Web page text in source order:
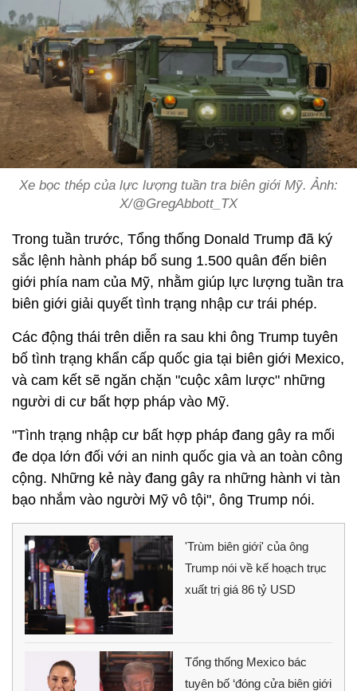
Xe bọc thép của lực lượng tuần tra biên giới Mỹ. Ảnh:
X/@GregAbbott_TX
Trong tuần trước, Tổng thống Donald Trump đã ký
sắc lệnh hành pháp bổ sung 1.500 quân đến biên
giới phía nam của Mỹ, nhằm giúp lực lượng tuần tra
biên giới giải quyết tình trạng nhập cư trái phép.
Các động thái trên diễn ra sau khi ông Trump tuyên
bố tình trạng khẩn cấp quốc gia tại biên giới Mexico,
và cam kết sẽ ngăn chặn "cuộc xâm lược" những
người di cư bất hợp pháp vào Mỹ.
"Tình trạng nhập cư bất hợp pháp đang gây ra mối
đe dọa lớn đối với an ninh quốc gia và an toàn công
cộng. Những kẻ này đang gây ra những hành vi tàn
bạo nhắm vào người Mỹ vô tội", ông Trump nói.
'Trùm biên giới' của ông
Trump nói về kế hoạch trục
xuất trị giá 86 tỷ USD
Tổng thống Mexico bác
tuyên bố ‘đóng cửa biên giới